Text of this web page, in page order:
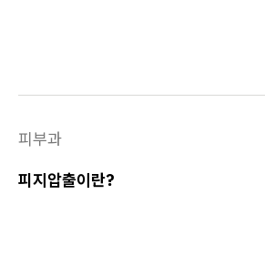
피부과
피지압출이란?